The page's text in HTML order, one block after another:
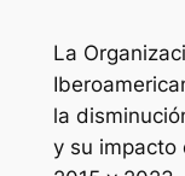
La
la
y su impacto